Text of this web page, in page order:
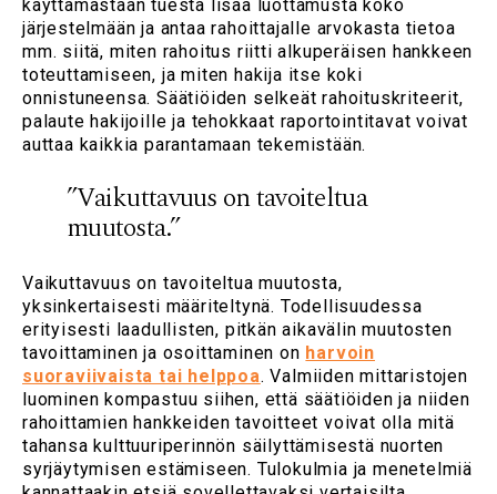
käyttämästään tuesta lisää luottamusta koko
järjestelmään ja antaa rahoittajalle arvokasta tietoa
mm. siitä, miten rahoitus riitti alkuperäisen hankkeen
toteuttamiseen, ja miten hakija itse koki
onnistuneensa. Säätiöiden selkeät rahoituskriteerit,
palaute hakijoille ja tehokkaat raportointitavat voivat
auttaa kaikkia parantamaan tekemistään.
”Vaikuttavuus on tavoiteltua
muutosta.”
Vaikuttavuus on tavoiteltua muutosta,
yksinkertaisesti määriteltynä. Todellisuudessa
erityisesti laadullisten, pitkän aikavälin muutosten
tavoittaminen ja osoittaminen on harvoin
suoraviivaista tai helppoa. Valmiiden mittaristojen
luominen kompastuu siihen, että säätiöiden ja niiden
rahoittamien hankkeiden tavoitteet voivat olla mitä
tahansa kulttuuriperinnön säilyttämisestä nuorten
syrjäytymisen estämiseen. Tulokulmia ja menetelmiä